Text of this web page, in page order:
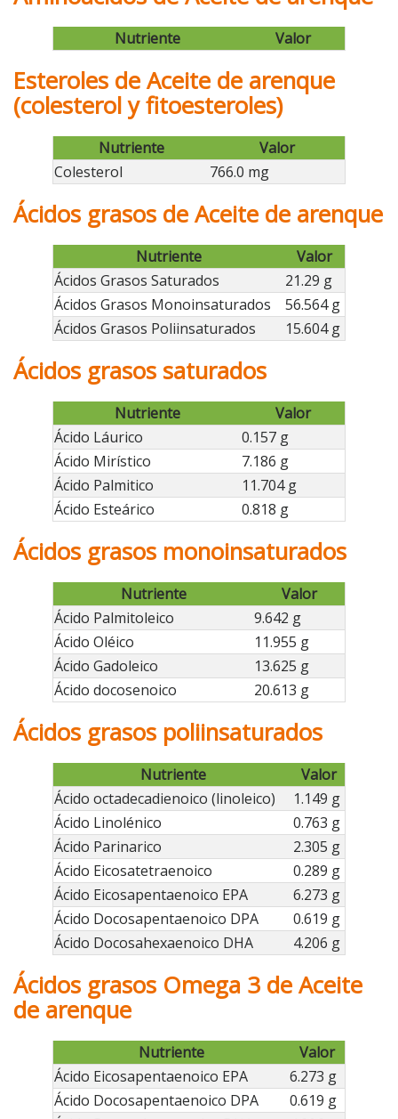
Nutriente Valor
Esteroles de Aceite de arenque
(colesterol y fitoesteroles)
Nutriente
Valor
Colesterol
766.0 mg
Ácidos grasos de Aceite de arenque
Nutriente
Valor
Ácidos Grasos Saturados
21.29 g
Ácidos Grasos Monoinsaturados
56.564 g
Ácidos Grasos Poliinsaturados
15.604 g
Ácidos grasos saturados
Nutriente
Valor
Ácido Láurico
0.157 g
Ácido Mirístico
7.186 g
Ácido Palmitico
11.704 g
Ácido Esteárico
0.818 g
Ácidos grasos monoinsaturados
Nutriente
Valor
Ácido Palmitoleico
9.642 g
Ácido Oléico
11.955 g
Ácido Gadoleico
13.625 g
Ácido docosenoico
20.613 g
Ácidos grasos poliinsaturados
Nutriente
Valor
Ácido octadecadienoico (linoleico)
1.149 g
Ácido Linolénico
0.763 g
Ácido Parinarico
2.305 g
Ácido Eicosatetraenoico
0.289 g
Ácido Eicosapentaenoico EPA
6.273 g
Ácido Docosapentaenoico DPA
0.619 g
Ácido Docosahexaenoico DHA
4.206 g
Ácidos grasos Omega 3 de Aceite
de arenque
Nutriente
Valor
Ácido Eicosapentaenoico EPA
6.273 g
Ácido Docosapentaenoico DPA
0.619 g